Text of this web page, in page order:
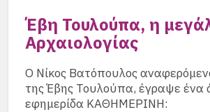
Έβη Τουλούπα, η
Αρχαιολογίας
Ο Νίκος Βατόπουλος
της Έβης Τουλούπα, έγραψε ένα
εφημερίδα ΚΑΘΗΜΕΡΙΝΗ: